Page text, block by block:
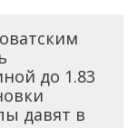
до 1.83
давят в